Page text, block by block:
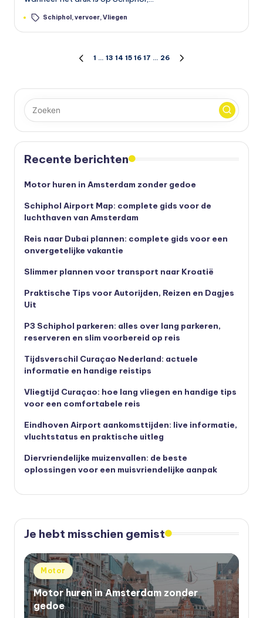
Tags: Schiphol,vervoer,Vliegen
Berichten
paginering
VORIGE
1 … 13 14 15 16 17 … 26
Recente berichten
Motor huren in Amsterdam zonder gedoe
Schiphol Airport Map: complete gids voor de
luchthaven van Amsterdam
Reis naar Dubai plannen: complete gids voor een
onvergetelijke vakantie
Slimmer plannen voor transport naar Kroatië
Praktische Tips voor Autorijden, Reizen en Dagjes
Uit
P3 Schiphol parkeren: alles over lang parkeren,
reserveren en slim voorbereid op reis
Tijdsverschil Curaçao Nederland: actuele
informatie en handige reistips
Vliegtijd Curaçao: hoe lang vliegen en handige tips
voor een comfortabele reis
Eindhoven Airport aankomsttijden: live informatie,
vluchtstatus en praktische uitleg
Diervriendelijke muizenvallen: de beste
oplossingen voor een muisvriendelijke aanpak
Je hebt misschien gemist
Geplaatst
in
Motor
Motor huren in Amsterdam zonder
gedoe